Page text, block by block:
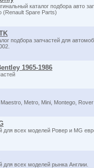
каталог подбора авто
(Renault Spare Parts)
подбора запчастей для
1965-1986
Metro, Mini, Montego,
для всех моделей Ровер и MG
для всех моделей рынка Англии.